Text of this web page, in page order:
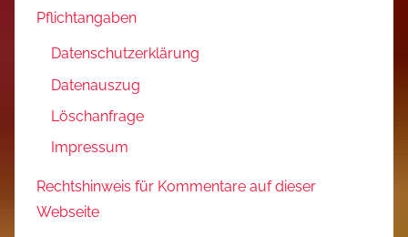
Pflichtangaben
Datenschutzerklärung
Datenauszug
Löschanfrage
Impressum
Rechtshinweis für Kommentare auf dieser
Webseite